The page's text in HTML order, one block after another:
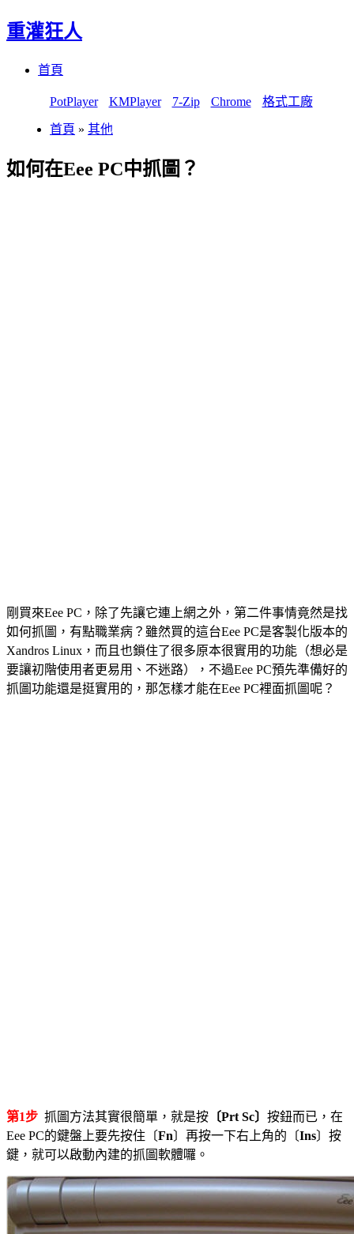
重灌狂人
首頁
PotPlayer KMPlayer 7-Zip Chrome 格式工廠
首頁 » 其他
如何在Eee PC中抓圖？
剛買來Eee PC，除了先讓它連上網之外，第二件事情竟然是找
如何抓圖，有點職業病？雖然買的這台Eee PC是客製化版本的
Xandros Linux，而且也鎖住了很多原本很實用的功能（想必是
要讓初階使用者更易用、不迷路），不過Eee PC預先準備好的
抓圖功能還是挺實用的，那怎樣才能在Eee PC裡面抓圖呢？
第1步 抓圖方法其實很簡單，就是按 〔Prt Sc〕 按鈕而已，在
Eee PC的鍵盤上要先按住〔Fn〕再按一下右上角的〔Ins〕按
鍵，就可以啟動內建的抓圖軟體囉。